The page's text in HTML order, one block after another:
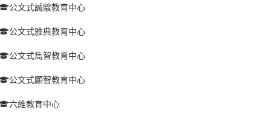
公文式誠駿教育中心
公文式雅典教育中心
公文式雋智教育中心
公文式顯智教育中心
六維教育中心